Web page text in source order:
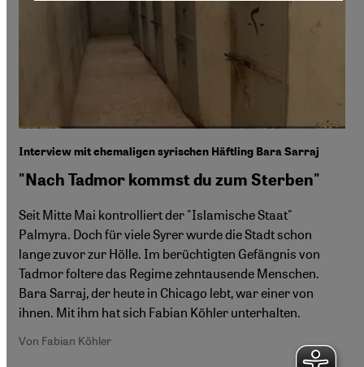
Interview mit ehemaligen syrischen Häftling Bara Sarraj
"Nach Tadmor kommst du zum Sterben"
Seit Mitte Mai kontrolliert der "Islamische Staat"
Palmyra. Doch für viele Syrer wurde die Stadt schon
lange zuvor zur Hölle. Im berüchtigten Gefängnis von
Tadmor foltere das Regime zehntausende Menschen.
Bara Sarraj, der heute in Chicago lebt, war einer von
ihnen. Mit ihm hat sich Fabian Köhler unterhalten.
Von Fabian Köhler